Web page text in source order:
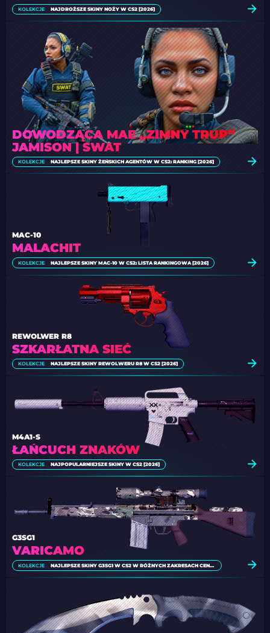
KOLEKCJE NAJDROŻSZE SKINY NOŻY W CS2 [2026]
DOWODZĄCA MAE „ZIMNY TRUP”
JAMISON | SWAT
KOLEKCJE NAJLEPSZE SKINY ŻEŃSKICH AGENTÓW W CS2: RANKING [2026]
MALACHIT
MAC-10
KOLEKCJE NAJLEPSZE SKINY MAC-10 W CS2: LISTA RANKINGOWA [2026]
SZKARŁATNA SIEĆ
REWOLWER R8
KOLEKCJE NAJLEPSZE SKINY REWOLWERU R8 W CS2 [2026]
ŁAŃCUCH ZNAKÓW
M4A1-S
KOLEKCJE NAJPOPULARNIEJSZE SKINY W CS2 [2026]
VARICAMO
G3SG1
KOLEKCJE NAJLEPSZE SKINY G3SG1 W CS2 W RÓŻNYCH ZAKRESACH CENOWYCH